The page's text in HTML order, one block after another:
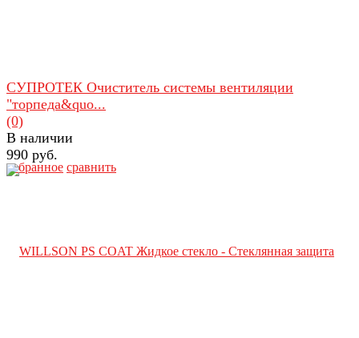
избранное сравнить
СУПРОТЕК Очиститель системы вентиляции
"торпеда&quo...
(0)
В наличии
990 руб.